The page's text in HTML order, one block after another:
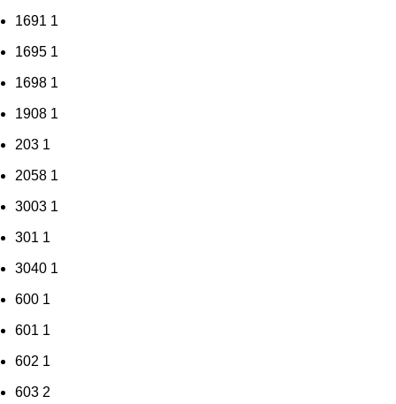
1691 1
1695 1
1698 1
1908 1
203 1
2058 1
3003 1
301 1
3040 1
600 1
601 1
602 1
603 2